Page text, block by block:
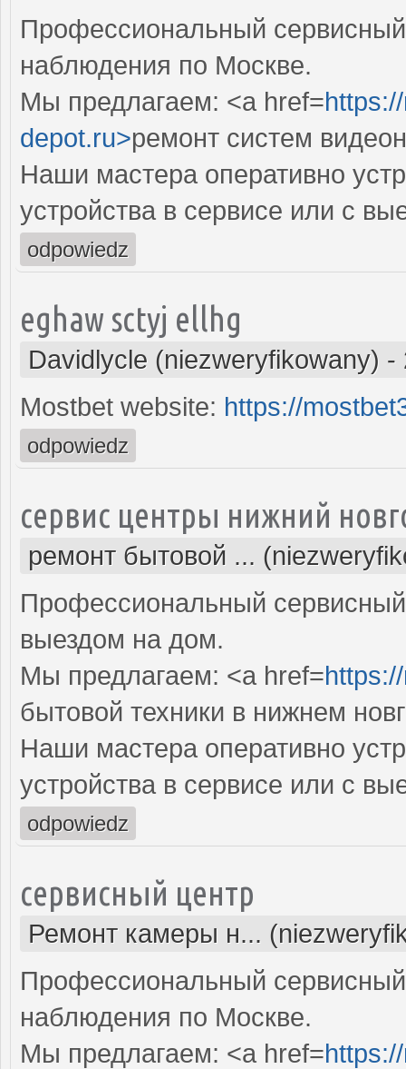
Профессиональный
наблюдения по Москве.
Мы предлагаем: <a href=
depot.ru>ремонт систем
Наши мастера оперативно
устройства в сервисе или с
odpowiedz
eghaw sctyj ellhg
Davidlycle (niezweryfikowany) -
Mostbet website: https://
odpowiedz
сервис центры нижний
ремонт бытовой ...
Профессиональный
выездом на дом.
Мы предлагаем: <a href=
бытовой техники в нижнем
Наши мастера оперативно
устройства в сервисе или с
odpowiedz
сервисный центр
Ремонт камеры н...
Профессиональный
наблюдения по Москве.
Мы предлагаем: <a href=